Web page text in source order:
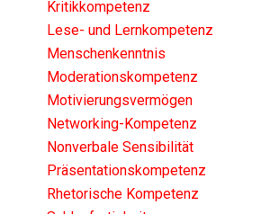
Kritikkompetenz
Lese- und Lernkompetenz
Menschenkenntnis
Moderationskompetenz
Motivierungsvermögen
Networking-Kompetenz
Nonverbale Sensibilität
Präsentationskompetenz
Rhetorische Kompetenz